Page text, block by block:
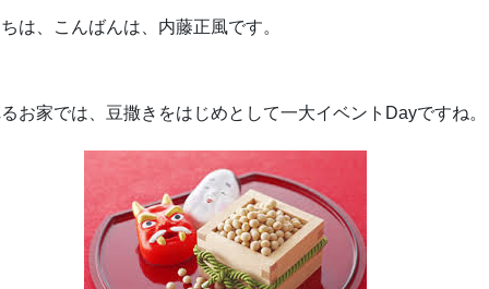
は、こんばんは、内藤正風です。
お家では、豆撒きをはじめとして一大イベントDayですね。